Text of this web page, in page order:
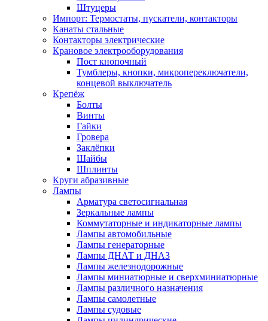
Штуцеры
Импорт: Термостаты, пускатели, контакторы
Канаты стальные
Контакторы электрические
Крановое электрооборудования
Пост кнопочный
Тумблеры, кнопки, микропереключатели,
концевой выключатель
Крепёж
Болты
Винты
Гайки
Гровера
Заклёпки
Шайбы
Шплинты
Круги абразивные
Лампы
Арматура светосигнальная
Зеркальные лампы
Коммутаторные и индикаторные лампы
Лампы автомобильные
Лампы генераторные
Лампы ДНАТ и ДНАЗ
Лампы железнодорожные
Лампы миниатюрные и сверхминиатюрные
Лампы различного назначения
Лампы самолетные
Лампы судовые